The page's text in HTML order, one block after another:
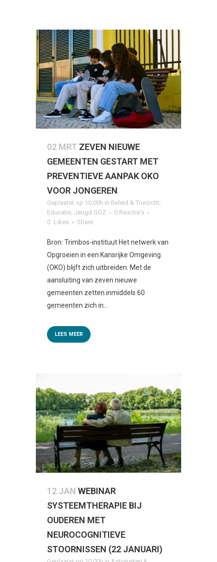
02 MRT ZEVEN NIEUWE
GEMEENTEN GESTART MET
PREVENTIEVE AANPAK OKO
VOOR JONGEREN
Geplaatst op 10:00h in Beleid & Toezicht,
Educatie, Jeugd GGZ
0 Reactie's
0 Likes Share
Bron: Trimbos-instituut Het netwerk van
Opgroeien in een Kansrijke Omgeving
(OKO) blijft zich uitbreiden. Met de
aansluiting van zeven nieuwe
gemeenten zetten inmiddels 60
gemeenten zich in...
LEES MEER
12 JAN WEBINAR
SYSTEEMTHERAPIE BIJ
OUDEREN MET
NEUROCOGNITIEVE
STOORNISSEN (22 JANUARI)